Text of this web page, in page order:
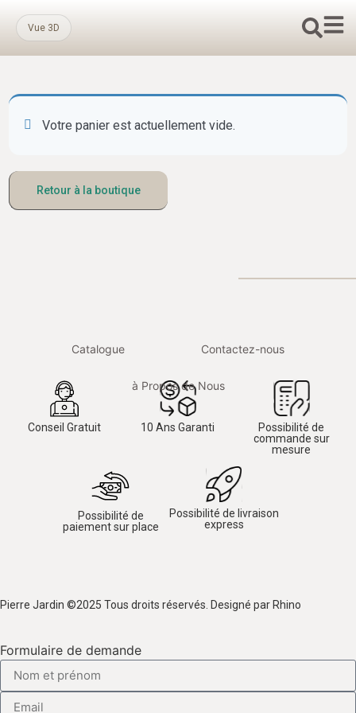
Vue 3D
Votre panier est actuellement vide.
Retour à la boutique
Catalogue Contactez-nous
à Propos de Nous
Conseil Gratuit 10 Ans Garanti
Possibilité de
commande sur
mesure
Possibilité de
paiement sur place
Possibilité de livraison
express
Pierre Jardin ©2025 Tous droits réservés. Designé par Rhino
Formulaire de demande